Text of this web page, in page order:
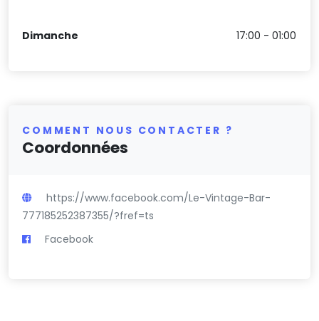
Dimanche 17:00 - 01:00
COMMENT NOUS CONTACTER ?
Coordonnées
https://www.facebook.com/Le-Vintage-Bar-
777185252387355/?fref=ts
Facebook